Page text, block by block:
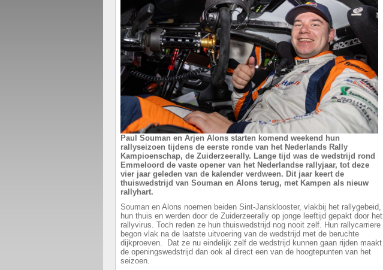
Paul Souman en Arjen Alons starten komend weekend hun
rallyseizoen tijdens de eerste ronde van het Nederlands Rally
Kampioenschap, de Zuiderzeerally. Lange tijd was de wedstrijd rond
Emmeloord de vaste opener van het Nederlandse rallyjaar, tot deze
vier jaar geleden van de kalender verdween. Dit jaar keert de
thuiswedstrijd van Souman en Alons terug, met Kampen als nieuw
rallyhart.
Souman en Alons noemen beiden Sint-Jansklooster, vlakbij het rallygebeid,
hun thuis en werden door de Zuiderzeerally op jonge leeftijd gepakt door het
rallyvirus. Toch reden ze hun thuiswedstrijd nog nooit zelf. Hun rallycarriere
begon vlak na de laatste uitvoering van de wedstrijd met de beruchte
dijkproeven. Dat ze nu eindelijk zelf de wedstrijd kunnen gaan rijden maakt
de openingswedstrijd dan ook al direct een van de hoogtepunten van het
seizoen.